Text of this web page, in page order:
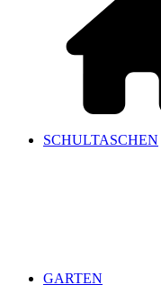
SCHULTASCHEN
GARTEN